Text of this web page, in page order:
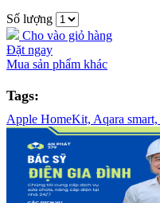
Số lượng
Cho vào giỏ hàng
Đặt ngay
Mua sản phẩm khác
Tags:
Apple HomeKit, Aqara smart,